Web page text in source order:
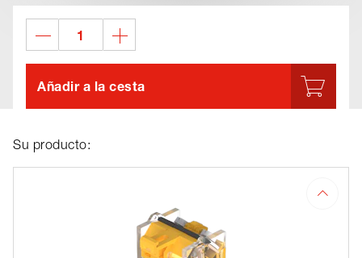
Añadir a la cesta
Su producto: